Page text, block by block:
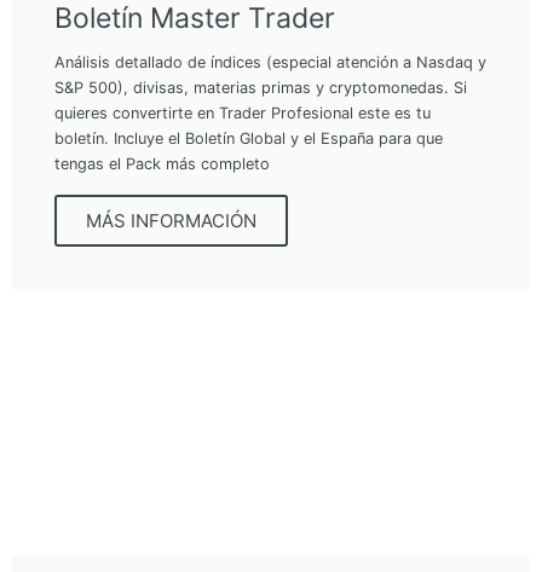
Boletín Master Trader
Análisis detallado de índices (especial atención a Nasdaq y
S&P 500), divisas, materias primas y cryptomonedas. Si
quieres convertirte en Trader Profesional este es tu
boletín. Incluye el Boletín Global y el España para que
tengas el Pack más completo
MÁS INFORMACIÓN